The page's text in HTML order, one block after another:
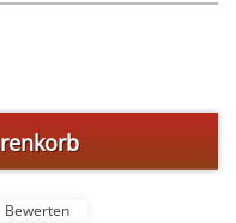
Bewerten